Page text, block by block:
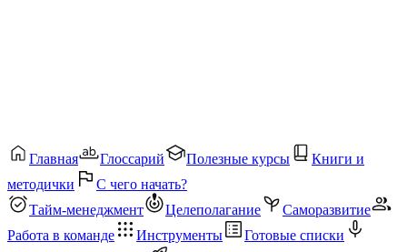
Главная Глоссарий Полезные курсы
Книги и
методички
С чего начать?
Тайм-менеджмент
Целеполагание
Саморазвитие
Работа в команде
Инструменты
Готовые списки